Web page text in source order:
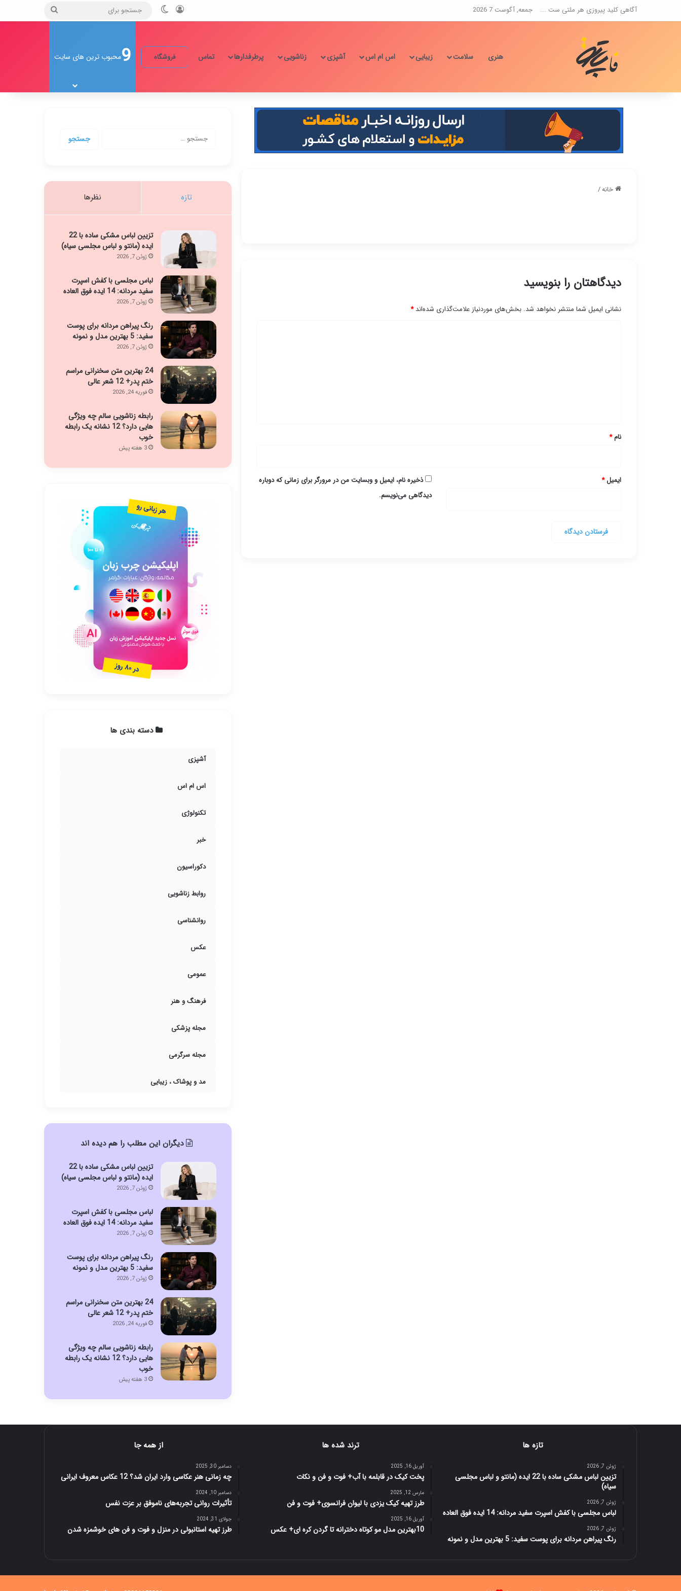
آگاهی کلید پیروزی هر ملتی ست ... جمعه, آگوست 7 2026 ورود تغییر پوسته
جستجو
هنری سلامت زیبایی اس ام اس آشپزی زناشویی پرطرفدارها تماس فروشگاه 9محبوب ترین های سایت
خانه/
دیدگاهتان را بنویسید
نشانی ایمیل شما منتشر نخواهد شد. بخش‌های موردنیاز علامت‌گذاری شده‌اند*
نام*
ایمیل*
ذخیره نام، ایمیل و وبسایت من در مرورگر برای زمانی که دوباره
دیدگاهی می‌نویسم.
تازه نظرها
تزیین لباس مشکی ساده با 22
ایده (مانتو و لباس مجلسی سیاه)
ژوئن 7, 2026
لباس مجلسی با کفش اسپرت
سفید مردانه: 14 ایده فوق العاده
ژوئن 7, 2026
رنگ پیراهن مردانه برای پوست
سفید: 5 بهترین مدل و نمونه
ژوئن 7, 2026
24 بهترین متن سخنرانی مراسم
ختم پدر+ 12 شعر عالی
فوریه 24, 2026
رابطه زناشویی سالم چه ویژگی
هایی دارد؟ 12 نشانه یک رابطه
خوب
3 هفته پیش
دسته بندی ها
آشپزی
اس ام اس
تکنولوژی
خبر
دکوراسیون
روابط زناشویی
روانشناسی
عکس
عمومی
فرهنگ و هنر
مجله پزشکی
مجله سرگرمی
مد و پوشاک ، زیبایی
دیگران این مطلب را هم دیده اند
تزیین لباس مشکی ساده با 22
ایده (مانتو و لباس مجلسی سیاه)
ژوئن 7, 2026
لباس مجلسی با کفش اسپرت
سفید مردانه: 14 ایده فوق العاده
ژوئن 7, 2026
رنگ پیراهن مردانه برای پوست
سفید: 5 بهترین مدل و نمونه
ژوئن 7, 2026
24 بهترین متن سخنرانی مراسم
ختم پدر+ 12 شعر عالی
فوریه 24, 2026
رابطه زناشویی سالم چه ویژگی
هایی دارد؟ 12 نشانه یک رابطه
خوب
3 هفته پیش
تازه ها
ژوئن 7, 2026
تزیین لباس مشکی ساده با 22 ایده (مانتو و لباس مجلسی
سیاه)
ژوئن 7, 2026
لباس مجلسی با کفش اسپرت سفید مردانه: 14 ایده فوق العاده
ژوئن 7, 2026
رنگ پیراهن مردانه برای پوست سفید: 5 بهترین مدل و نمونه
ترند شده ها
آوریل 16, 2025
پخت کیک در قابلمه با آب+ فوت و فن و نکات
مارس 12, 2025
طرز تهیه کیک یزدی با لیوان فرانسوی+ فوت و فن
آوریل 16, 2025
10بهترین مدل مو کوتاه دخترانه تا گردن کره ای+ عکس
از همه جا
دسامبر 30, 2025
چه زمانی هنر عکاسی وارد ایران شد؟ 12 عکاس معروف ایرانی
دسامبر 10, 2024
تأثیرات روانی تجربه‌های ناموفق بر عزت نفس
جولای 31, 2024
طرز تهیه استانبولی در منزل و فوت و فن های خوشمزه شدن